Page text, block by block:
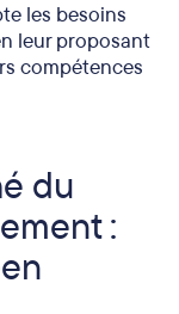
les besoins
leur proposant
compétences
du
: